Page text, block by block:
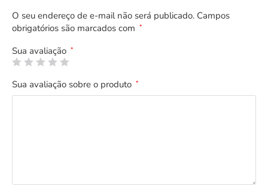
O seu endereço de e-mail não será publicado. Campos
obrigatórios são marcados com *
Sua avaliação *
Sua avaliação sobre o produto *